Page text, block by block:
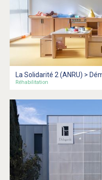
La Solidarité 2 (ANRU) >
Réhabilitation